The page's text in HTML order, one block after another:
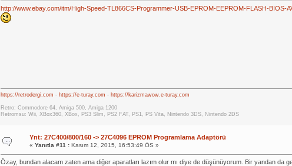
http://www.ebay.com/itm/High-Speed-TL866CS-Programmer-USB-EPROM-EEPROM-FLASH-BIOS-
https://retrodergi.com - https://e-turay.com - https://karizmawow.e-turay.com
Retro: Commodore 64, Amiga 500, Amiga 1200
Retromsu: Wii, XBox360, XBox, PS3 Slim, PS2 FAT, PS1, PS Vita, Nintendo 3DS, Nintendo 2DS
Ynt: 27C400/800/160 -> 27C4096 EPROM Programlama Adaptörü
« Yanıtla #11 :Kasım 12, 2015, 16:53:49 ÖS »
Özay, bundan alacam zaten ama diğer aparatları lazım olur mı diye de düşünüyorum. Bir yandan da